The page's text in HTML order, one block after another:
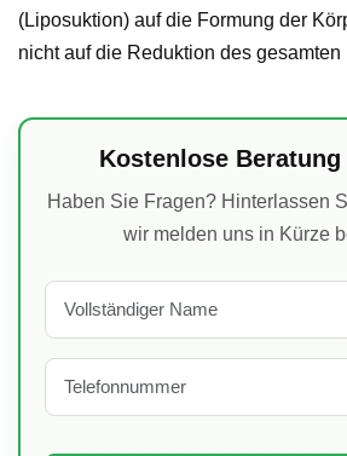
(Liposuktion) auf die Formung der
nicht auf die Reduktion des
Kostenlose
Haben Sie Fragen? Hinterlassen
wir melden uns in Kürze